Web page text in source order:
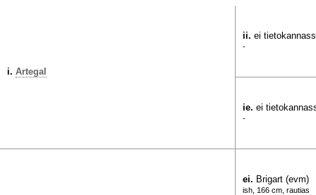
i. Artegal
ii. ei
-
ie. ei
-
ei. Brigart (evm)
ish, 166 cm, rautias